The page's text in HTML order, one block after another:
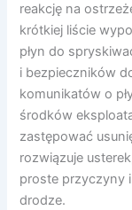
reakcję na
krótkiej liście
płyn do
i bezpieczników
komunikatów o
środków
zastępować
rozwiązuje
proste przyczyny
drodze.